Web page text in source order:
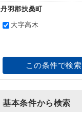
丹羽郡扶桑町
大字高木
この条件で検索
基本条件から検索